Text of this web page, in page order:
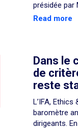
présidée par
Read more
Dans le
de
reste
L’IFA,
baromètre
dirigeants.